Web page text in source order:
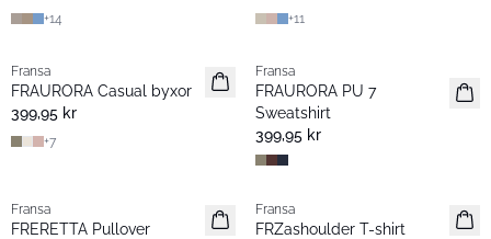
+14 +11
Nyhet
Fransa
FRAURORA Casual byxor
399,95 kr
+7
Nyhet
Fransa
FRAURORA PU 7
Sweatshirt
399,95 kr
Nyhet
Fransa
FRERETTA Pullover
Nyhet
Fransa
FRZashoulder T-shirt